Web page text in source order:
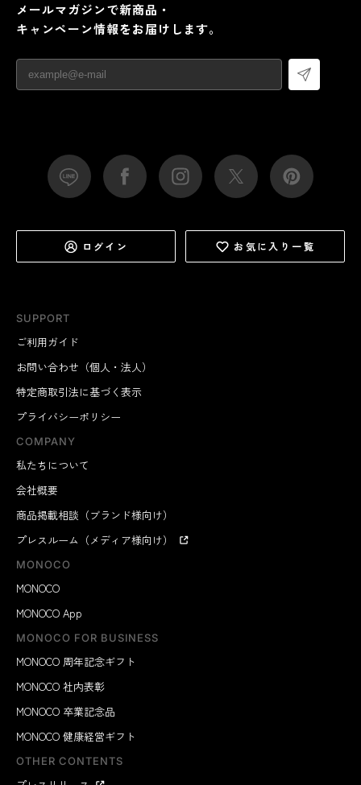
SUPPORT
ご利用ガイド
お問い合わせ（個人・法人）
特定商取引法に基づく表示
プライバシーポリシー
COMPANY
私たちについて
会社概要
商品掲載相談（ブランド様向け）
プレスルーム（メディア様向け）
MONOCO
MONOCO
MONOCO App
MONOCO FOR BUSINESS
MONOCO 周年記念ギフト
MONOCO 社内表彰
MONOCO 卒業記念品
MONOCO 健康経営ギフト
OTHER CONTENTS
メールマガジンで新商品・
キャンペーン情報をお届けします。
ログイン お気に入り一覧